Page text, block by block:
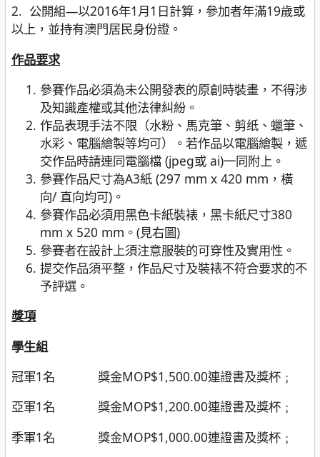
2. 公開組—以2016年1月1日計算，參加者年滿19歲或
以上，並持有澳門居民身份證。
作品要求
參賽作品必須為未公開發表的原創時裝畫，不得涉
及知識產權或其他法律糾紛。
作品表現手法不限（水粉、馬克筆、剪纸、蠟筆、
水彩、電腦繪製等均可）。若作品以電腦繪製，遞
交作品時請連同電腦檔 (jpeg或 ai)一同附上。
參賽作品尺寸為A3紙 (297 mm x 420 mm，橫
向/ 直向均可)。
參賽作品必須用黑色卡紙裝裱，黑卡紙尺寸380
mm x 520 mm。(見右圖)
參賽者在設計上須注意服裝的可穿性及實用性。
提交作品須平整，作品尺寸及裝裱不符合要求的不
予評選。
獎項
學生組
冠軍1名 獎金MOP$1,500.00連證書及獎杯﹔
亞軍1名 獎金MOP$1,200.00連證書及獎杯﹔
季軍1名 獎金MOP$1,000.00連證書及獎杯﹔